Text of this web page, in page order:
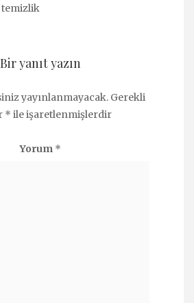
temizlik
Bir yanıt yazın
yayınlanmayacak. Gerekli
* ile işaretlenmişlerdir
Yorum *